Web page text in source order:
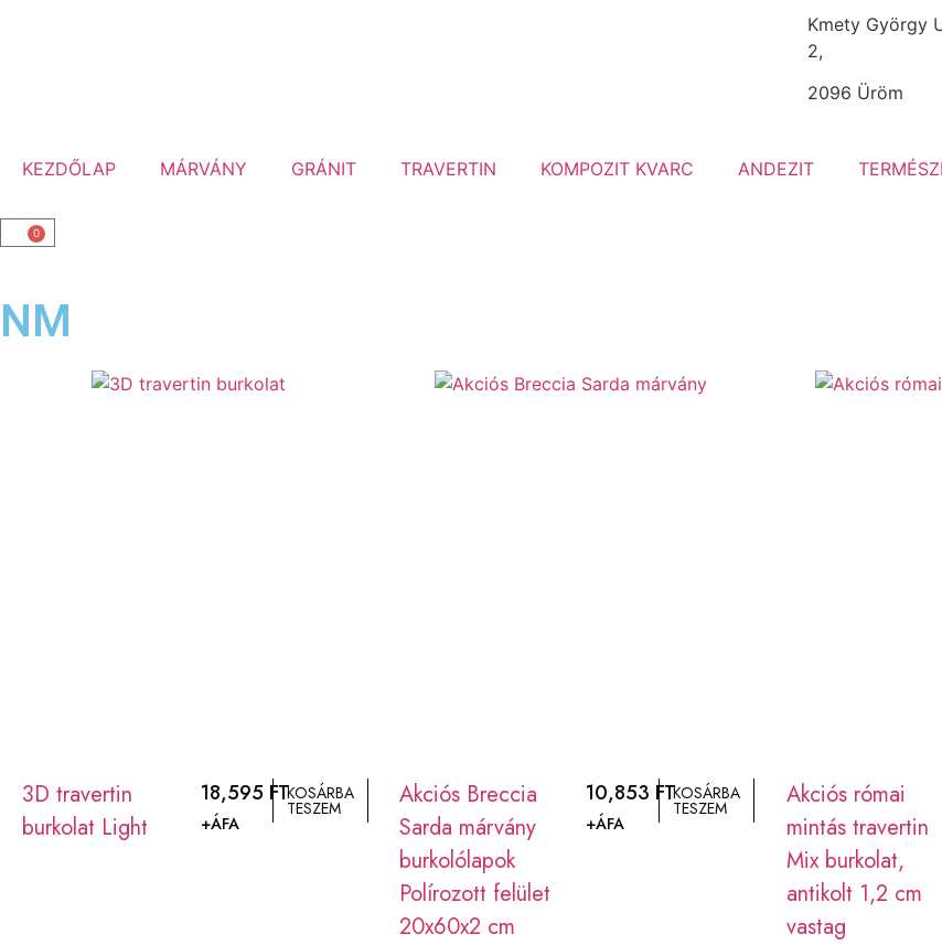
Kmety György
2,
2096 Üröm
KEZDŐLAP MÁRVÁNY GRÁNIT TRAVERTIN KOMPOZIT KVARC ANDEZIT
0
NM
3D travertin
burkolat Light
18,595 FT
+ÁFA
KOSÁRBA
TESZEM
Akciós Breccia
Sarda márvány
burkolólapok
Polírozott felület
20x60x2 cm
10,853 FT
+ÁFA
KOSÁRBA
TESZEM
Akciós római
mintás travertin
Mix burkolat,
antikolt 1,2 cm
vastag